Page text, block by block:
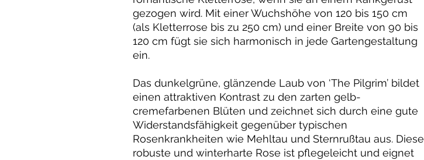
gezogen wird. Mit einer Wuchshöhe von 120 bis 150 cm
(als Kletterrose bis zu 250 cm) und einer Breite von 90 bis
120 cm fügt sie sich harmonisch in jede Gartengestaltung
ein.
Das dunkelgrüne, glänzende Laub von ‘The Pilgrim’ bildet
einen attraktiven Kontrast zu den zarten gelb-
cremefarbenen Blüten und zeichnet sich durch eine gute
Widerstandsfähigkeit gegenüber typischen
Rosenkrankheiten wie Mehltau und Sternrußtau aus. Diese
robuste und winterharte Rose ist pflegeleicht und eignet